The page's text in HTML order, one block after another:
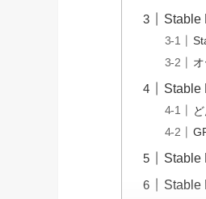
Stable
Stable
Stable
Stable